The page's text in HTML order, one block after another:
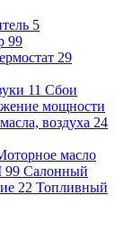
5
99
29
11 Сбои
мощности
воздуха 24
масло
99 Салонный
22 Топливный